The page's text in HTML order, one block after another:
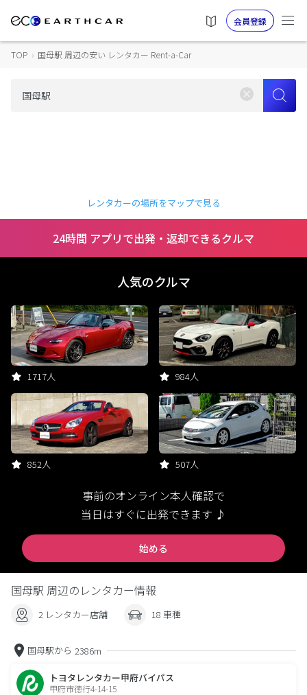
会員登録
TOP › 国母駅 周辺の安い レンタカー Rent-a-Car
レンタカーの場所をマップで見る
24時間 アプリで出発・返却できるクルマ
人気のクルマ
1717人 984人
852人 507人
事前のオンライン本人確認で
当日はすぐに出発できます ♪
始める
国母駅 周辺のレンタカー情報
2 レンタカー店舗 18 車種
国母駅から 2386m
トヨタレンタカー甲府バイパス
甲府市徳行4-14-15